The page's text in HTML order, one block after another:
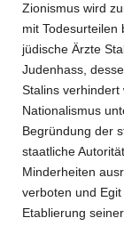
Zionismus wird
mit Todesurteilen
jüdische Ärzte
Judenhass,
Stalins verhindert
Nationalismus
Begründung der
staatliche
Minderheiten
verboten und
Etablierung